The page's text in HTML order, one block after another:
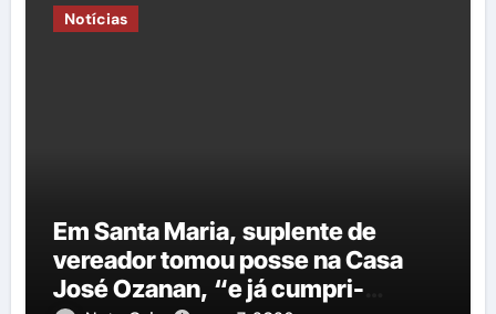
Notícias
Em Santa Maria, suplente de
vereador tomou posse na Casa
José Ozanan, “e já cumpri-